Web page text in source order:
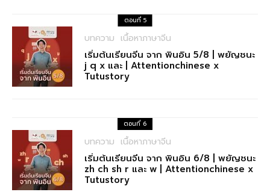
ตอนที่ 5
บทความ เนื้อหาภาษาจีน
เริ่มต้นเรียนจีน จาก พินอิน 5/8 | พยัญชนะ
j q x และ | Attentionchinese x
Tutustory
ตอนที่ 6
บทความ เนื้อหาภาษาจีน
เริ่มต้นเรียนจีน จาก พินอิน 6/8 | พยัญชนะ
zh ch sh r และ w | Attentionchinese x
Tutustory